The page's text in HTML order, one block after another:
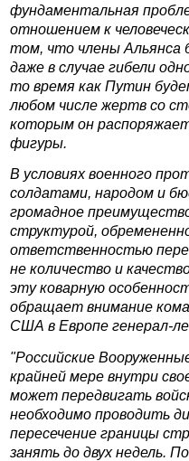
фундаментальная
отношением к
том, что члены Альянса
даже в случае гибели
то время как Путин
любом числе жертв со
которым он
фигуры.
В условиях военного
солдатами, народом и
громадное
структурой,
ответственностью
не количество и
эту коварную
обращает внимание
США в Европе генерал-
"Российские
крайней мере внутри
может передвигать
необходимо проводить
пересечение границы
занять до двух недель.